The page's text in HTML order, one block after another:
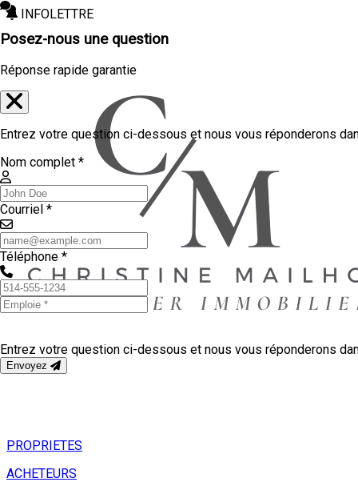
INFOLETTRE
PROPRIETES
ACHETEURS
Posez-nous une question
Réponse rapide garantie
Entrez votre question ci-dessous et nous vous réponderons
Nom complet *
Courriel *
Téléphone *
Entrez votre question ci-dessous et nous vous réponderons
Envoyez